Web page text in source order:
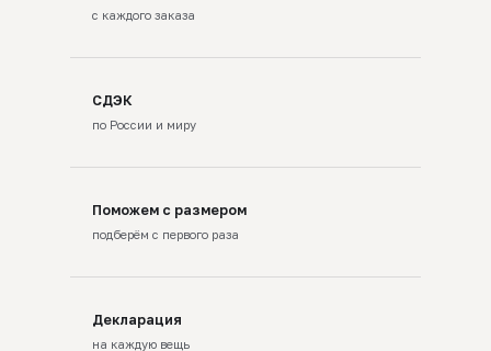
с каждого заказа
СДЭК
по России и миру
Поможем с размером
подберём с первого раза
Декларация
на каждую вещь